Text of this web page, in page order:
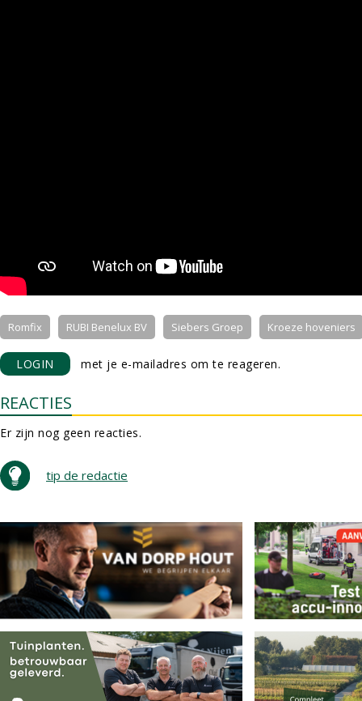
Romfix RUBI Benelux BV Siebers Groep Kroeze hoveniers
LOGIN met je e-mailadres om te reageren.
REACTIES
Er zijn nog geen reacties.
tip de redactie